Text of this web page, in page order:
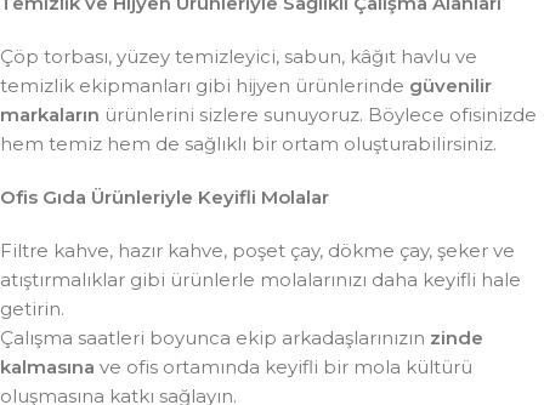
Çöp torbası, yüzey temizleyici, sabun, kâğıt havlu ve
temizlik ekipmanları gibi hijyen ürünlerinde güvenilir
markaların ürünlerini sizlere sunuyoruz. Böylece ofisinizde
hem temiz hem de sağlıklı bir ortam oluşturabilirsiniz.
Ofis Gıda Ürünleriyle Keyifli Molalar
Filtre kahve, hazır kahve, poşet çay, dökme çay, şeker ve
atıştırmalıklar gibi ürünlerle molalarınızı daha keyifli hale
getirin.
Çalışma saatleri boyunca ekip arkadaşlarınızın zinde
kalmasına ve ofis ortamında keyifli bir mola kültürü
oluşmasına katkı sağlayın.